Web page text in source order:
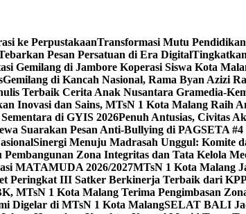
ke PerpustakaanTransformasi Mutu
Pesan Persatuan di Era Digital
Gemilang di Jambore Koperasi Siswa Kota
Gemilang di Kancah Nasional, Rama Byan Azizi
Terbaik Cerita Anak Nusantara Gramedia-
Inovasi dan Sains, MTsN 1 Kota Malang Raih
di GYIS 2026Penuh Antusias, Civitas
Suarakan Pesan Anti-Bullying di PAGSETA #4
Sinergi Menuju Madrasah Unggul: Komite
Zona Integritas dan Tata Kelola
MATAMUDA 2026/2027MTsN 1 Kota Malang
Peringkat III Satker Berkinerja Terbaik dari
MTsN 1 Kota Malang Terima Pengimbasan
Digelar di MTsN 1 Kota MalangSELAT BALI